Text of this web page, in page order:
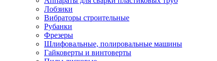
Лобзики
Вибраторы строительные
Рубанки
Фрезеры
Шлифовальные, полировальные машины
Гайковерты и винтоверты